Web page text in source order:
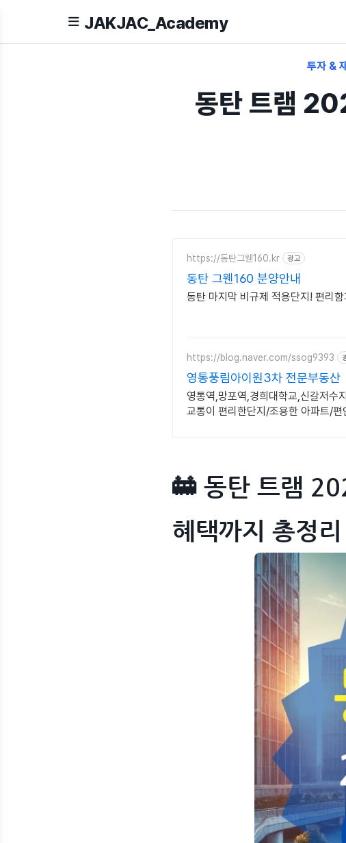
JAKJAC_Academy
투자 &
동탄 트램
https://동탄그웬160.kr 광고
동탄 그웬160 분양안내
https://blog.naver.com/ssog9393
영통풍림아이원3차 전문부동산
영통역,망포역,경희대학교,신갈저수
교통이 편리한단지/조용한 아파트/편
🚋 동탄 트램
혜택까지 총정리